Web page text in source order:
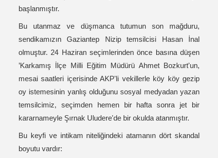
başlanmıştır.
Bu utanmaz ve düşmanca tutumun son mağduru,
sendikamızın Gaziantep Nizip temsilcisi Hasan İnal
olmuştur. 24 Haziran seçimlerinden önce basına düşen
’Karkamış İlçe Milli Eğitim Müdürü Ahmet Bozkurt'un,
mesai saatleri içerisinde AKP'li vekillerle köy köy gezip
oy istemesinin yanlış olduğunu sosyal medyadan yazan
temsilcimiz, seçimden hemen bir hafta sonra jet bir
kararnameyle Şırnak Uludere'de bir okulda atanmıştır.
Bu keyfi ve intikam niteliğindeki atamanın dört skandal
boyutu vardır: